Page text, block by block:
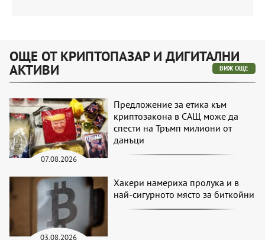
ОЩЕ ОТ КРИПТОПАЗАР И ДИГИТАЛНИ
АКТИВИ ВИЖ ОЩЕ
07.08.2026
Предложение за етика към
криптозакона в САЩ може да
спести на Тръмп милиони от
данъци
03.08.2026
Хакери намериха пролука и в
най-сигурното място за биткойни